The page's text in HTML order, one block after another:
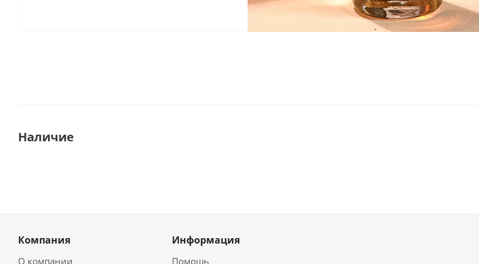
Наличие
Компания
О компании
Информация
Помощь